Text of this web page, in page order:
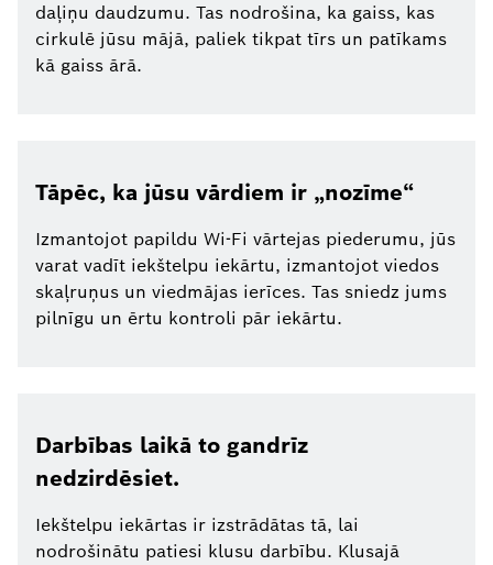
daļiņu daudzumu. Tas nodrošina, ka gaiss, kas
cirkulē jūsu mājā, paliek tikpat tīrs un patīkams
kā gaiss ārā.
Tāpēc, ka jūsu vārdiem ir „nozīme“
Izmantojot papildu Wi-Fi vārtejas piederumu, jūs
varat vadīt iekštelpu iekārtu, izmantojot viedos
skaļruņus un viedmājas ierīces. Tas sniedz jums
pilnīgu un ērtu kontroli pār iekārtu.
Darbības laikā to gandrīz
nedzirdēsiet.
Iekštelpu iekārtas ir izstrādātas tā, lai
nodrošinātu patiesi klusu darbību. Klusajā